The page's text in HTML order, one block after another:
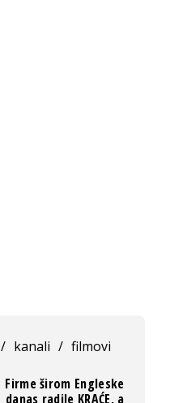
/ kanali / filmovi
Firme širom Engleske
danas radile KRAĆE, a